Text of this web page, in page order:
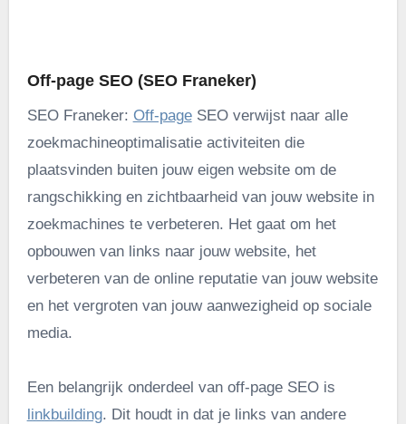
Off-page SEO (SEO Franeker)
SEO Franeker: Off-pageSEO verwijst naar alle
zoekmachineoptimalisatie activiteiten die
plaatsvinden buiten jouw eigen website om de
rangschikking en zichtbaarheid van jouw website in
zoekmachines te verbeteren. Het gaat om het
opbouwen van links naar jouw website, het
verbeteren van de online reputatie van jouw website
en het vergroten van jouw aanwezigheid op sociale
media.
Een belangrijk onderdeel van off-page SEO is
linkbuilding. Dit houdt in dat je links van andere